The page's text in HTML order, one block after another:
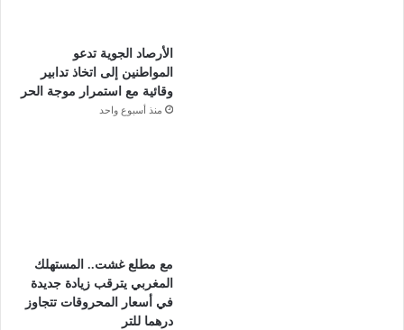
الأرصاد الجوية تدعو
المواطنين إلى اتخاذ تدابير
وقائية مع استمرار موجة الحر
منذ أسبوع واحد
مع مطلع غشت.. المستهلك
المغربي يترقب زيادة جديدة
في أسعار المحروقات تتجاوز
درهما للتر